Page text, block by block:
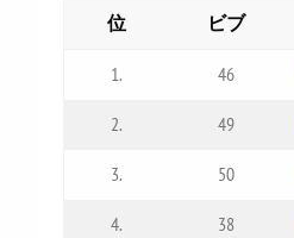
位 ビブ
1. 46
2. 49
3. 50
4. 38